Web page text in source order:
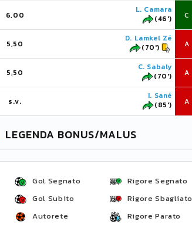
6,00
L. Camara
(46')
C
5,50
D. Lamkel Zé
(70')
A
5,50
C. Sabaly
(70')
A
s.v.
I. Sané
(85')
A
LEGENDA BONUS/MALUS
Gol Segnato
Gol Subito
Autorete
Rigore Segnato
Rigore Sbagliato
Rigore Parato